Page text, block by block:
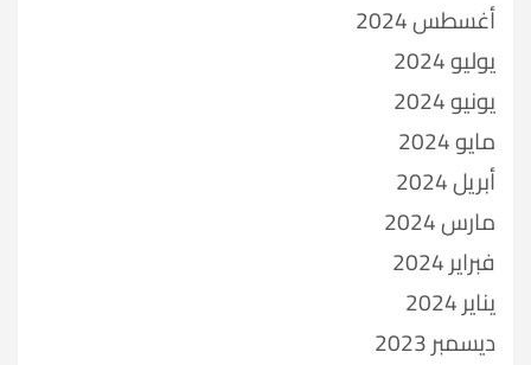
أغسطس 2024
يوليو 2024
يونيو 2024
مايو 2024
أبريل 2024
مارس 2024
فبراير 2024
يناير 2024
ديسمبر 2023